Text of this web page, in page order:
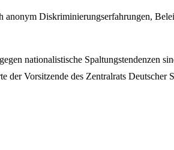
Diskriminierungserfahrungen,
nationalistische Spaltungstendenzen
der Vorsitzende des Zentralrats